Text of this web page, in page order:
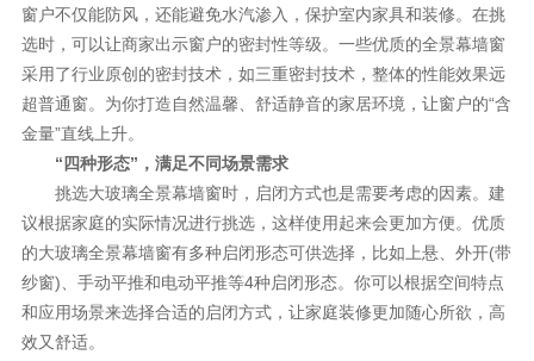
窗户不仅能防风，还能避免水汽渗入，保护室内家具和装修。在挑
选时，可以让商家出示窗户的密封性等级。一些优质的全景幕墙窗
采用了行业原创的密封技术，如三重密封技术，整体的性能效果远
超普通窗。为你打造自然温馨、舒适静音的家居环境，让窗户的“含
金量”直线上升。
“四种形态”，满足不同场景需求
挑选大玻璃全景幕墙窗时，启闭方式也是需要考虑的因素。建
议根据家庭的实际情况进行挑选，这样使用起来会更加方便。优质
的大玻璃全景幕墙窗有多种启闭形态可供选择，比如上悬、外开(带
纱窗)、手动平推和电动平推等4种启闭形态。你可以根据空间特点
和应用场景来选择合适的启闭方式，让家庭装修更加随心所欲，高
效又舒适。